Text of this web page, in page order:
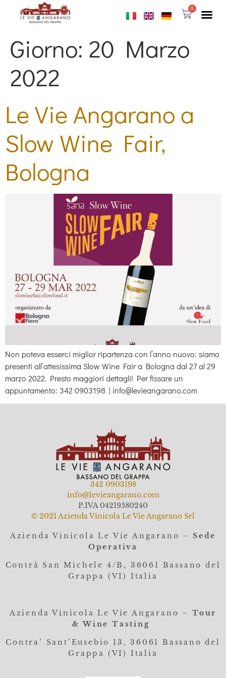
0
Giorno: 20 Marzo
2022
Le Vie Angarano a
Slow Wine Fair,
Bologna
Non poteva esserci miglior ripartenza con l’anno nuovo: siamo
presenti all’attesissima Slow Wine Fair a Bologna dal 27 al 29
marzo 2022. Presto maggiori dettagli! Per fissare un
appuntamento: 342 0903198 | info@levieangarano.com
342 0903198
info@levieangarano.com
P.IVA 04219580240
© 2021 Azienda Vinicola Le Vie Angarano Srl
Azienda Vinicola Le Vie Angarano – Sede
Operativa
Contrà San Michele 4/B, 36061 Bassano del
Grappa (VI) Italia
Azienda Vinicola Le Vie Angarano –
Tour
& Wine Tasting
Contra’ Sant’Eusebio 13, 36061 Bassano del
Grappa (VI) Italia